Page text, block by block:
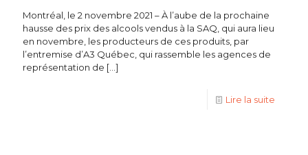
Montréal, le 2 novembre 2021 – À l’aube de la prochaine
hausse des prix des alcools vendus à la SAQ, qui aura lieu
en novembre, les producteurs de ces produits, par
l’entremise d’A3 Québec, qui rassemble les agences de
représentation de […]
Lire la suite